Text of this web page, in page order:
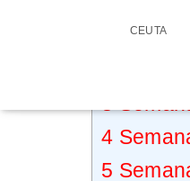
CEUTA
4
5